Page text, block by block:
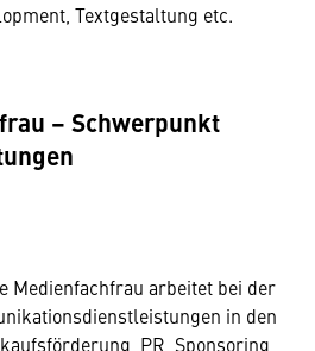
Textgestaltung etc.
– Schwerpunkt
Medienfachfrau arbeitet bei der
in den
PR, Sponsoring